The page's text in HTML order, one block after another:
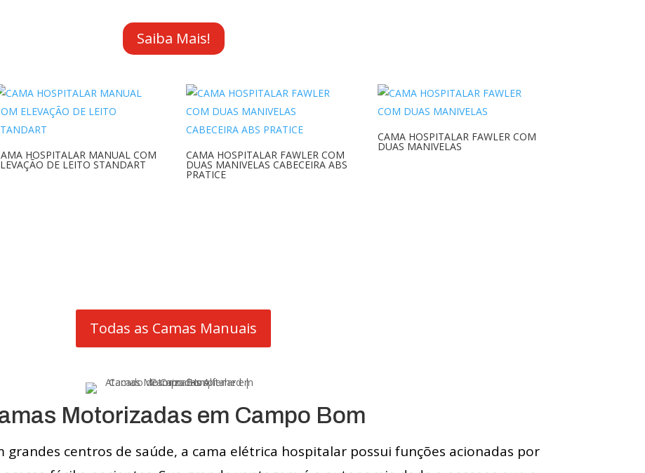
Saiba Mais!
HOSPITALAR MANUAL COM
DE LEITO STANDART
CAMA HOSPITALAR FAWLER COM
DUAS MANIVELAS CABECEIRA ABS
PRATICE
CAMA HOSPITALAR FAWLER COM
DUAS MANIVELAS
Todas as Camas Manuais
Motorizadas em Campo Bom
grandes centros de saúde, a cama elétrica hospitalar possui funções acionadas por